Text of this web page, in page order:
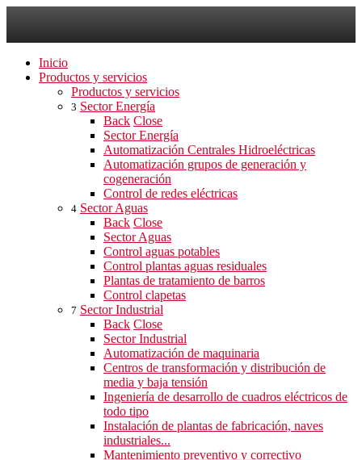
Inicio
Productos y servicios
Productos y servicios
3 Sector Energía
Back Close
Sector Energía
Automatización Centrales Hidroeléctricas
Automatización grupos de generación y
cogeneración
Control de redes eléctricas
4 Sector Aguas
Back Close
Sector Aguas
Control aguas potables
Control plantas aguas residuales
Plantas de tratamiento de barros
Control clapetas
7 Sector Industrial
Back Close
Sector Industrial
Automatización de maquinaria
Centros de transformación y distribución de
media y baja tensión
Ingeniería de desarrollo de cuadros eléctricos de
todo tipo
Instalación de plantas de fabricación, naves
industriales...
Mantenimiento preventivo y correctivo